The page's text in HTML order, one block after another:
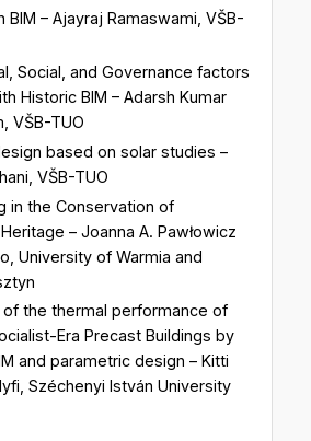
BIM – Ajayraj Ramaswami, VŠB-
Social, and Governance factors
Historic BIM – Adarsh Kumar
VŠB-TUO
based on solar studies –
VŠB-TUO
in the Conservation of
– Joanna A. Pawłowicz
University of Warmia and
the thermal performance of
Era Precast Buildings by
and parametric design – Kitti
Széchenyi István University